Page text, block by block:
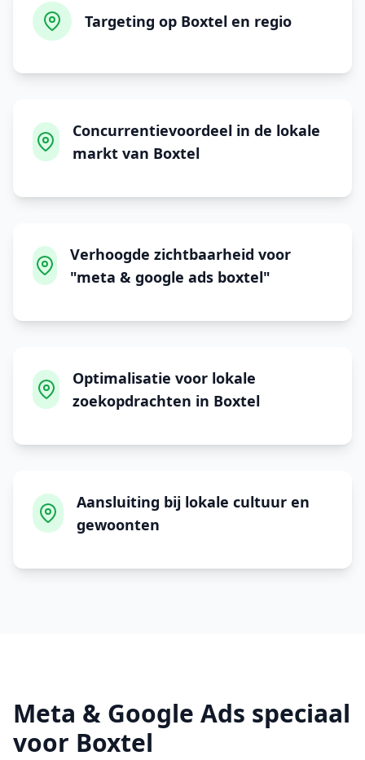
Targeting op Boxtel en regio
Concurrentievoordeel in de lokale
markt van Boxtel
Verhoogde zichtbaarheid voor
"meta & google ads boxtel"
Optimalisatie voor lokale
zoekopdrachten in Boxtel
Aansluiting bij lokale cultuur en
gewoonten
Meta & Google Ads speciaal
voor Boxtel